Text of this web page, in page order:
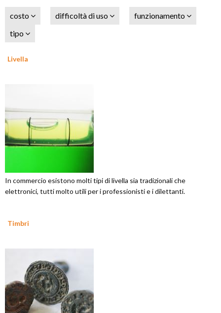
costo difficoltà di uso
funzionamento
tipo
Livella
In commercio esistono molti tipi di livella sia tradizionali che
elettronici, tutti molto utili per i professionisti e i dilettanti.
Timbri